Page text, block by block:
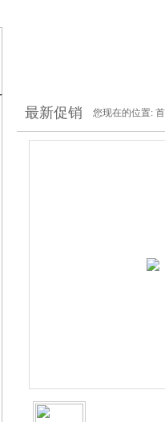
最新促销 您现在的位置: